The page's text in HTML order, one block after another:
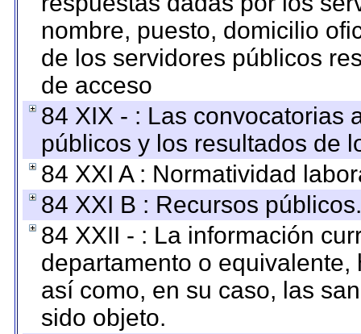
nombre, puesto, domicilio
de los servidores públicos
de acceso
84 XIX - : Las convocatorias
públicos y los resultados de
84 XXI A : Normatividad
84 XXI B : Recursos públicos.
84 XXII - : La información
departamento o
así como, en su caso, las
sido objeto.